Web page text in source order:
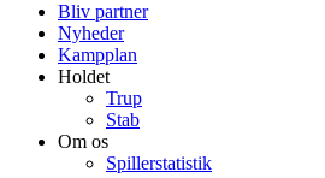
Bliv partner
Nyheder
Kampplan
Holdet
Trup
Stab
Om os
Spillerstatistik